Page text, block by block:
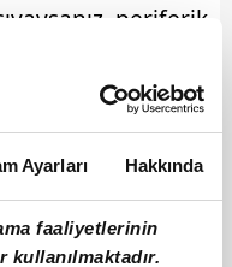
Ayarları Hakkında
faaliyetlerinin
periferik
belirtiyor. Bu
önemli bir
neden
tütün
hastalığı olan